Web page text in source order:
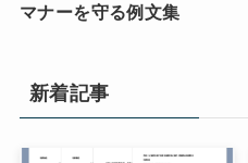
マナーを守る例文集
新着記事